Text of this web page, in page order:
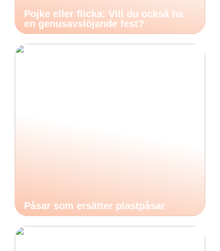
Pojke eller flicka: Vill du också ha
en genusavslöjande fest?
Påsar som ersätter plastpåsar